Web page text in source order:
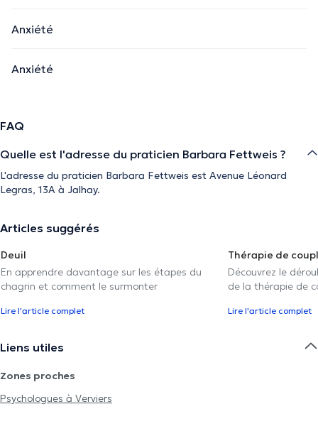
Anxiété
Anxiété
FAQ
Quelle est l'adresse du praticien Barbara Fettweis ?
L'adresse du praticien Barbara Fettweis est Avenue Léonard
Legras, 13A à Jalhay.
Articles suggérés
Deuil
En apprendre davantage sur les étapes du
chagrin et comment le surmonter
Lire l'article complet
Thérapie de
Découvrez le
de la thérapie de
Lire l'article complet
Liens utiles
Zones proches
Psychologues à Verviers